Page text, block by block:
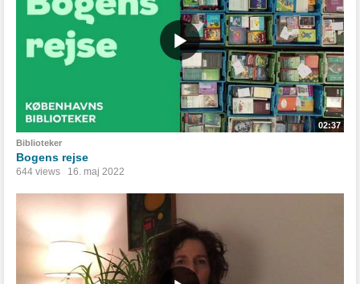
02:37
Biblioteker
Bogens rejse
644 views 16. maj 2022